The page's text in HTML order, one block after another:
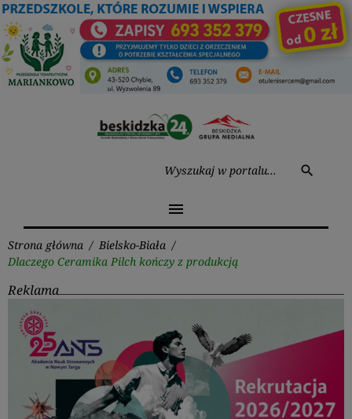
Przejdź
do
treści
search
menu
Strona główna / Bielsko-Biała /
Dlaczego Ceramika Pilch kończy z produkcją
Reklama